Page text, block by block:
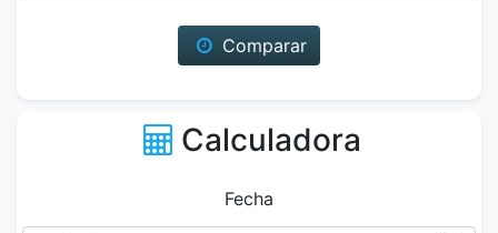
Comparar
Calculadora
Fecha